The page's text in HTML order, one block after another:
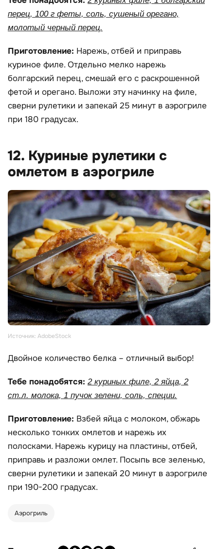
перец, 100 г феты, соль, сушеный орегано,
молотый черный перец.
Приготовление: Нарежь, отбей и приправь
куриное филе. Отдельно мелко нарежь
болгарский перец, смешай его с раскрошенной
фетой и орегано. Выложи эту начинку на филе,
сверни рулетики и запекай 25 минут в аэрогриле
при 180 градусах.
12. Куриные рулетики с
омлетом в аэрогриле
Источник: AdobeStock
Двойное количество белка – отличный выбор!
Тебе понадобятся: 2 куриных филе, 2 яйца, 2
ст.л. молока, 1 пучок зелени, соль, специи.
Приготовление: Взбей яйца с молоком, обжарь
несколько тонких омлетов и нарежь их
полосками. Нарежь курицу на пластины, отбей,
приправь и разложи омлет. Посыпь все зеленью,
сверни рулетики и запекай 20 минут в аэрогриле
при 190-200 градусах.
Аэрогриль